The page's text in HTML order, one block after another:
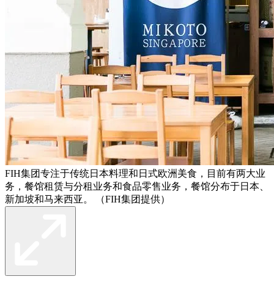
FIH集团专注于传统日本料理和日式欧洲美食，目前有两大业
务，餐馆租赁与分租业务和食品零售业务，餐馆分布于日本、
新加坡和马来西亚。 （FIH集团提供）